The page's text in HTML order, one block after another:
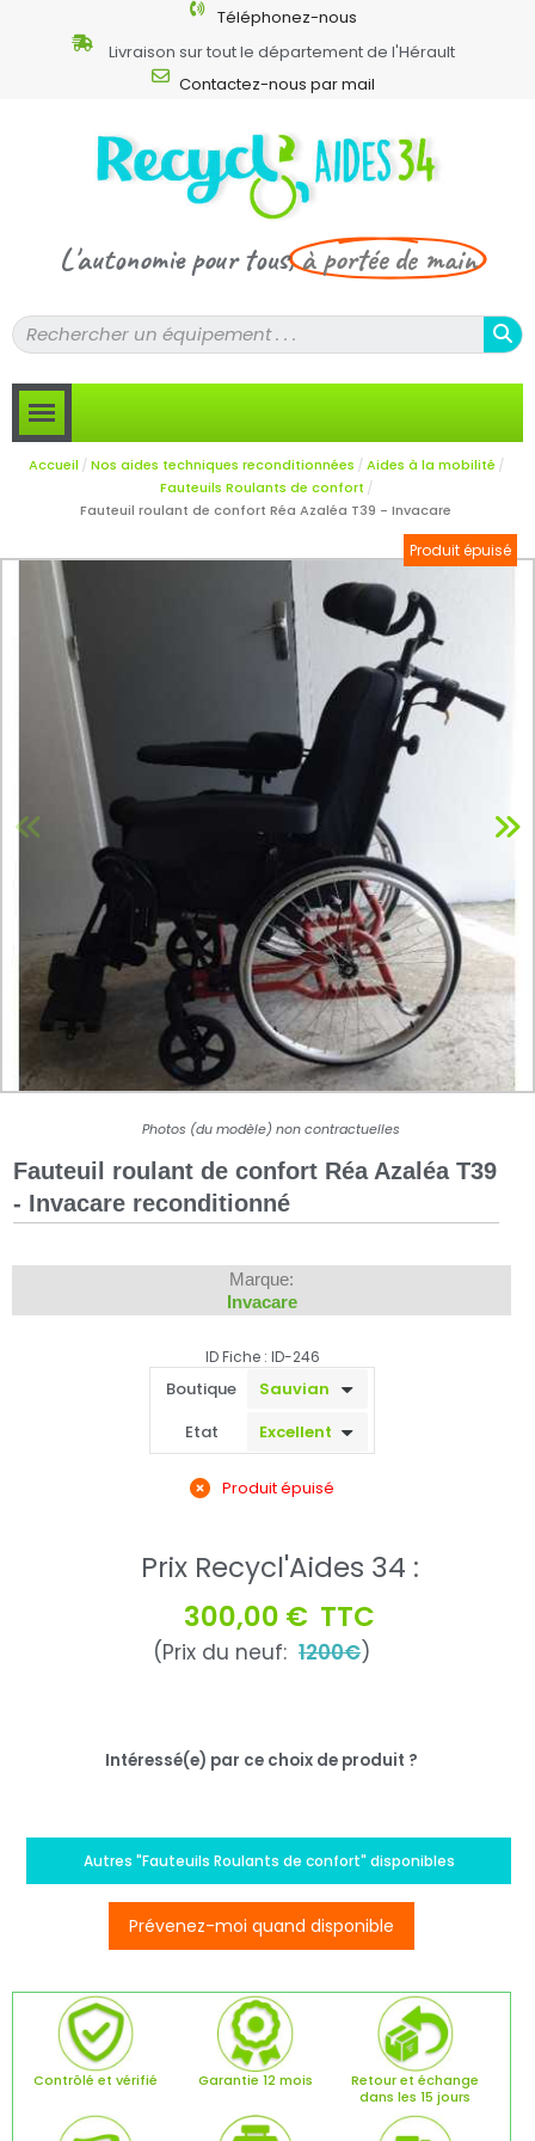
Téléphonez-nous
Livraison sur tout le département de l'Hérault
Contactez-nous par mail
L'autonomie pour tous,à portée de main
Accueil Nos aides techniques reconditionnées
Aides à la mobilité
Fauteuils Roulants de confort
Fauteuil roulant de confort Réa Azaléa T39 - Invacare
Produit épuisé
Photos (du modèle) non contractuelles
Fauteuil roulant de confort Réa Azaléa T39
- Invacare reconditionné
Marque:
Invacare
ID Fiche : ID-246
Boutique
Etat
Produit épuisé
Prix Recycl'Aides 34 :
300,00 € TTC
(Prix du neuf: 1200€)
Intéressé(e) par ce choix de produit ?
Autres "Fauteuils Roulants de confort" disponibles
Prévenez-moi quand disponible
Contrôlé et vérifié Garantie 12 mois
Retour et échange
dans les 15 jours